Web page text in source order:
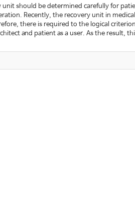
unit should be determined carefully for
Recently, the recovery unit in
there is required to the logical
and patient as a user. As the